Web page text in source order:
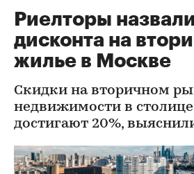
Риелторы
дисконта на
жилье в Москве
Скидки на вторичном
недвижимости в столице
достигают 20%,